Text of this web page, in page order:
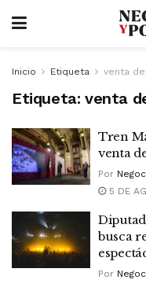
Inicio Etiqueta venta
Etiqueta: venta
Tren
venta
Por
5 DE
busca
Por